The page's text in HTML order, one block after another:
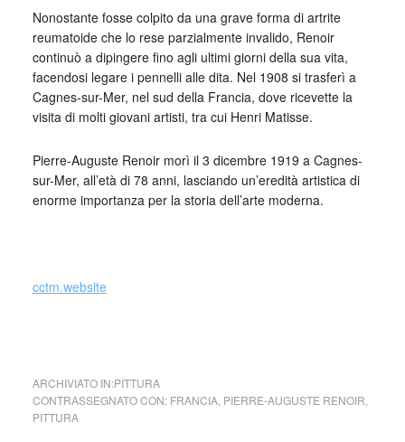
Nonostante fosse colpito da una grave forma di artrite
reumatoide che lo rese parzialmente invalido, Renoir
continuò a dipingere fino agli ultimi giorni della sua vita,
facendosi legare i pennelli alle dita. Nel 1908 si trasferì a
Cagnes-sur-Mer, nel sud della Francia, dove ricevette la
visita di molti giovani artisti, tra cui Henri Matisse.
Pierre-Auguste Renoir morì il 3 dicembre 1919 a Cagnes-
sur-Mer, all’età di 78 anni, lasciando un’eredità artistica di
enorme importanza per la storia dell’arte moderna.
cctm.website
ARCHIVIATO IN:PITTURA
CONTRASSEGNATO CON: FRANCIA, PIERRE-AUGUSTE RENOIR
PITTURA